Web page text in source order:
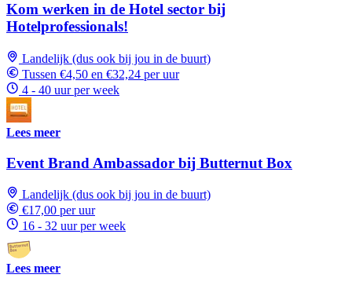
Kom werken in de Hotel sector bij
Hotelprofessionals!
Landelijk (dus ook bij jou in de buurt)
Tussen €4,50 en €32,24 per uur
4 - 40 uur per week
Lees meer
Event Brand Ambassador bij Butternut Box
Landelijk (dus ook bij jou in de buurt)
€17,00 per uur
16 - 32 uur per week
Lees meer